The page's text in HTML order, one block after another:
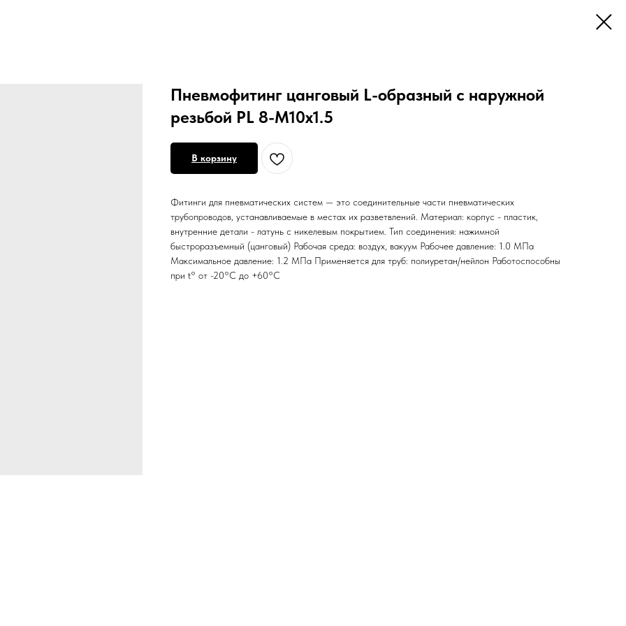
Пневмофитинг цанговый L-образный с наружной
резьбой PL 8-М10х1.5
В корзину
Фитинги для пневматических систем — это соединительные части пневматических
трубопроводов, устанавливаемые в местах их разветвлений. Материал: корпус - пластик,
внутренние детали - латунь с никелевым покрытием. Тип соединения: нажимной
быстроразъемный (цанговый) Рабочая среда: воздух, вакуум Рабочее давление: 1.0 МПа
Максимальное давление: 1.2 МПа Применяется для труб: полиуретан/нейлон Работоспособны
при t° от -20°С до +60°С